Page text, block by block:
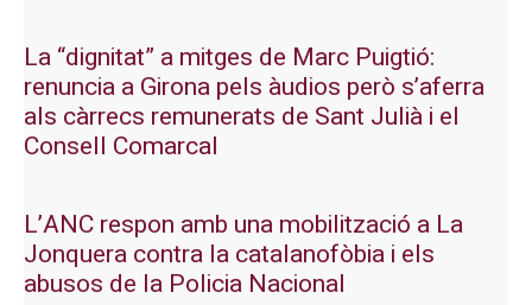
La “dignitat” a mitges de Marc Puigtió:
renuncia a Girona pels àudios però s’aferra
als càrrecs remunerats de Sant Julià i el
Consell Comarcal
L’ANC respon amb una mobilització a La
Jonquera contra la catalanofòbia i els
abusos de la Policia Nacional